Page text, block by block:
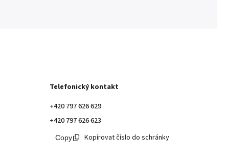
Telefonický kontakt
+420 797 626 629
+420 797 626 623
Kopírovat číslo do schránky